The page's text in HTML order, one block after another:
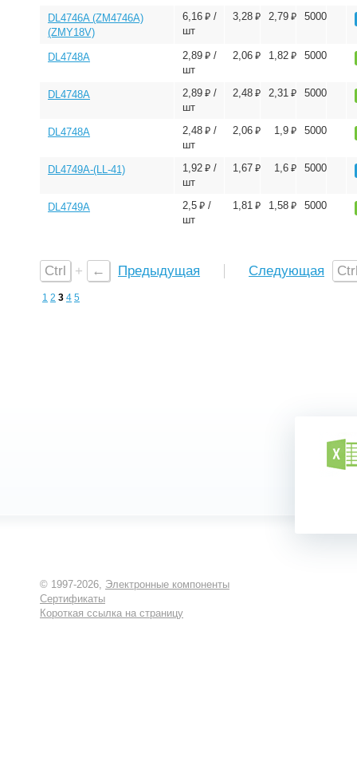
DL4746A (ZM4746A)
(ZMY18V)
6,16 ⃏ /
шт
3,28 ⃏ 2,79 ⃏ 5000
DL4748A 2,89 ⃏ /
шт
2,06 ⃏ 1,82 ⃏ 5000
DL4748A 2,89 ⃏ /
шт
2,48 ⃏ 2,31 ⃏ 5000
DL4748A 2,48 ⃏ /
шт
2,06 ⃏ 1,9 ⃏ 5000
DL4749A-(LL-41) 1,92 ⃏ /
шт
1,67 ⃏ 1,6 ⃏ 5000
DL4749A 2,5 ⃏ /
шт
1,81 ⃏ 1,58 ⃏ 5000
Ctrl + ← Предыдущая Следующая
1 2 3 4 5
© 1997-2026, Электронные компоненты
Сертификаты
Короткая ссылка на страницу